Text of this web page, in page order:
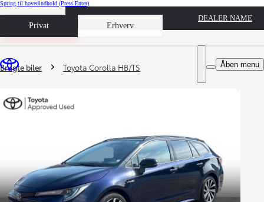
Spring til hovedindhold (Press Enter)
Privat Erhverv
Book prøvetur
DEALER NAME
Åben menu
Du er her
Brugte biler Toyota Corolla HB/TS